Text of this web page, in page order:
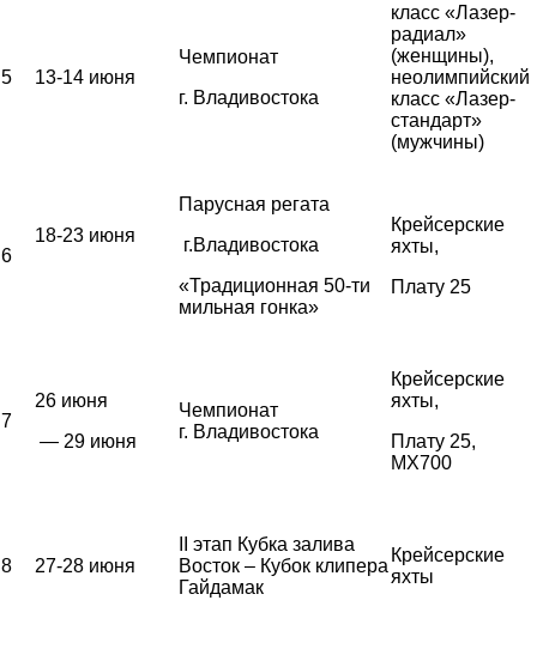
5 13-14 июня
Чемпионат
г. Владивостока
класс «Лазер-
радиал»
(женщины),
неолимпийский
класс «Лазер-
стандарт»
(мужчины)
6
18-23 июня
Парусная регата
г.Владивостока
«Традиционная 50-ти
мильная гонка»
Крейсерские
яхты,
Плату 25
7
26 июня
— 29 июня
Чемпионат
г. Владивостока
Крейсерские
яхты,
Плату 25,
MX700
8 27-28 июня
II этап Кубка залива
Восток – Кубок клипера
Гайдамак
Крейсерские
яхты